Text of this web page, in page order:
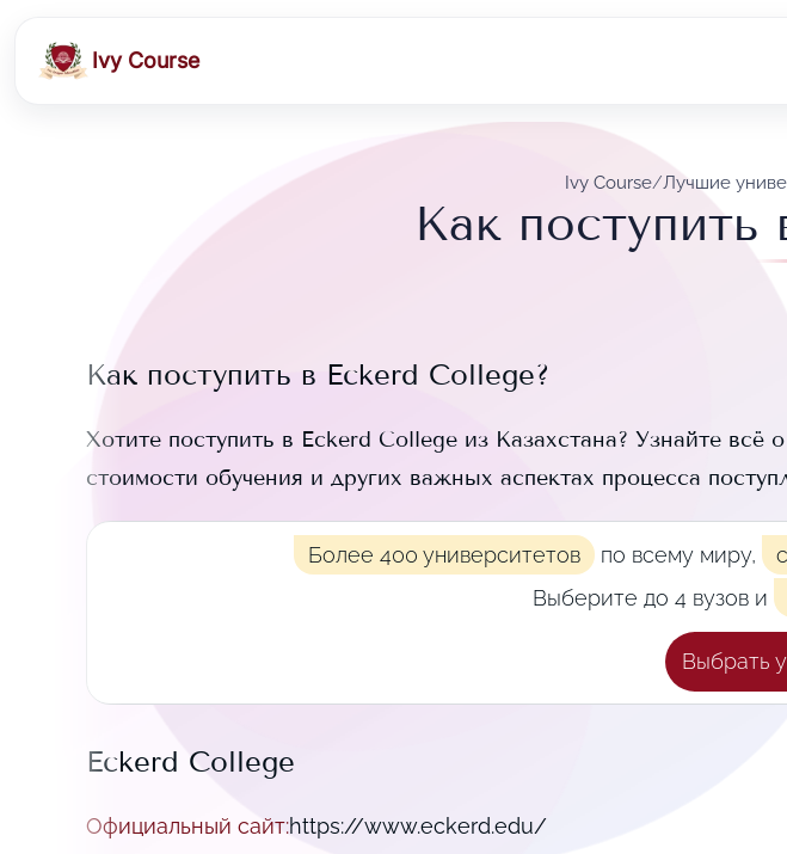
Ivy Course
Ivy Course/Лучшие
Как поступить
Как поступить в Eckerd College?
Хотите поступить в Eckerd College из Казахстана? Узнайте всё
стоимости обучения и других важных аспектах процесса
Более 400 университетов по всему миру,
Выберите до 4 вузов и
Выбрать
Eckerd College
Официальный сайт:https://www.eckerd.edu/